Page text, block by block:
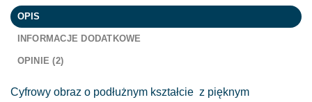
OPIS
INFORMACJE DODATKOWE
OPINIE (2)
Cyfrowy obraz o podłużnym kształcie z pięknym